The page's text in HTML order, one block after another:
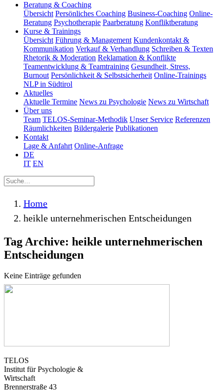
Beratung & Coaching
Übersicht Persönliches Coaching Business-Coaching Online-
Beratung Psychotherapie Paarberatung Konfliktberatung
Kurse & Trainings
Übersicht Führung & Management Kundenkontakt &
Kommunikation Verkauf & Verhandlung Schreiben & Texten
Rhetorik & Moderation Reklamation & Konflikte
Teamentwicklung & Teamtraining Gesundheit, Stress,
Burnout Persönlichkeit & Selbstsicherheit Online-Trainings
NLP in Südtirol
Aktuelles
Aktuelle Termine News zu Psychologie News zu Wirtschaft
Über uns
Team TELOS-Seminar-Methodik Unser Service Referenzen
Räumlichkeiten Bildergalerie Publikationen
Kontakt
Lage & Anfahrt Online-Anfrage
DE
IT EN
Home
heikle unternehmerischen Entscheidungen
Tag Archive: heikle unternehmerischen
Entscheidungen
Keine Einträge gefunden
TELOS
Institut für Psychologie &
Wirtschaft
Brennerstraße 43